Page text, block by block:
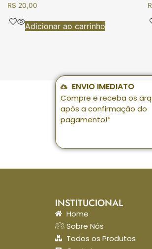
R$ 20,00
Adicionar ao carrinho
ENVIO IMEDIATO
Compre e receba os
após a confirmação do
pagamento!*
INSTITUCIONAL
Home
Sobre Nós
Todos os Produtos